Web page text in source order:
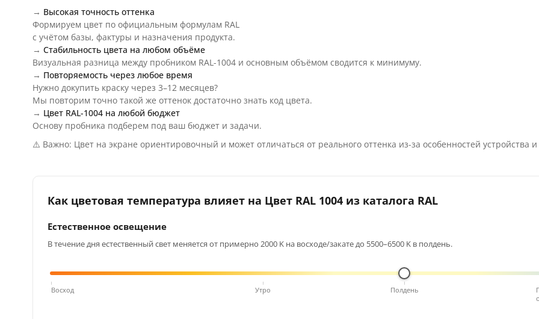
→ Высокая точность оттенка
Формируем цвет по официальным формулам RAL
с учётом базы, фактуры и назначения продукта.
→ Стабильность цвета на любом объёме
Визуальная разница между пробником RAL-1004 и основным объёмом сводится к минимуму.
→ Повторяемость через любое время
Нужно докупить краску через 3–12 месяцев?
Мы повторим точно такой же оттенок достаточно знать код цвета.
→ Цвет RAL-1004 на любой бюджет
Основу пробника подберем под ваш бюджет и задачи.
⚠️ Важно: Цвет на экране ориентировочный и может отличаться от реального оттенка из-за особенностей устройства
Как цветовая температура влияет на Цвет RAL 1004 из каталога RAL
Естественное освещение
В течение дня естественный свет меняется от примерно 2000 K на восходе/закате до 5500–6500 K в полдень.
Восход Утро Полдень